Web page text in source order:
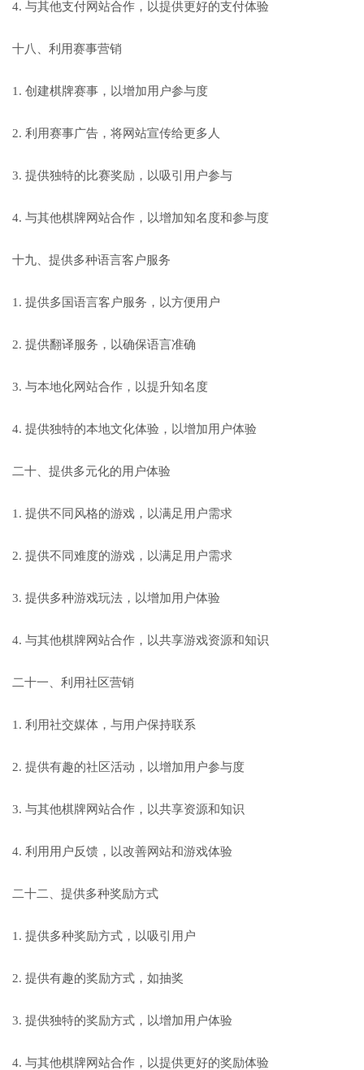
4. 与其他支付网站合作，以提供更好的支付体验
十八、利用赛事营销
1. 创建棋牌赛事，以增加用户参与度
2. 利用赛事广告，将网站宣传给更多人
3. 提供独特的比赛奖励，以吸引用户参与
4. 与其他棋牌网站合作，以增加知名度和参与度
十九、提供多种语言客户服务
1. 提供多国语言客户服务，以方便用户
2. 提供翻译服务，以确保语言准确
3. 与本地化网站合作，以提升知名度
4. 提供独特的本地文化体验，以增加用户体验
二十、提供多元化的用户体验
1. 提供不同风格的游戏，以满足用户需求
2. 提供不同难度的游戏，以满足用户需求
3. 提供多种游戏玩法，以增加用户体验
4. 与其他棋牌网站合作，以共享游戏资源和知识
二十一、利用社区营销
1. 利用社交媒体，与用户保持联系
2. 提供有趣的社区活动，以增加用户参与度
3. 与其他棋牌网站合作，以共享资源和知识
4. 利用用户反馈，以改善网站和游戏体验
二十二、提供多种奖励方式
1. 提供多种奖励方式，以吸引用户
2. 提供有趣的奖励方式，如抽奖
3. 提供独特的奖励方式，以增加用户体验
4. 与其他棋牌网站合作，以提供更好的奖励体验